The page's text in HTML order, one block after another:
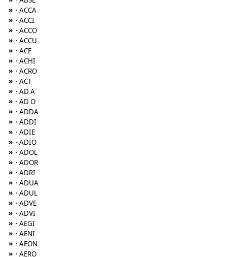
» · ACCA
» · ACCI
» · ACCO
» · ACCU
» · ACE
» · ACHI
» · ACRO
» · ACT
» · AD A
» · AD O
» · ADDA
» · ADDI
» · ADIE
» · ADIO
» · ADOL
» · ADOR
» · ADRI
» · ADUA
» · ADUL
» · ADVE
» · ADVI
» · AEGI
» · AENI
» · AEON
» · AERO